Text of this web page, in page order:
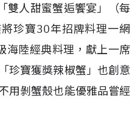
雙人甜蜜蟹逅饗宴」（每
珍寶30年招牌料理一網
海陸經典料理，獻上一席
珍寶獲獎辣椒蟹」也創意
用剝蟹殼也能優雅品嘗經